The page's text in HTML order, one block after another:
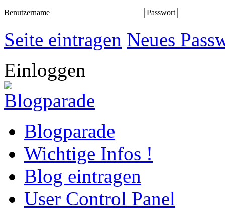
Benutzername Passwort
Seite eintragen Neues
Einloggen
Blogparade
Wichtige Infos !
Blog eintragen
User Control Panel